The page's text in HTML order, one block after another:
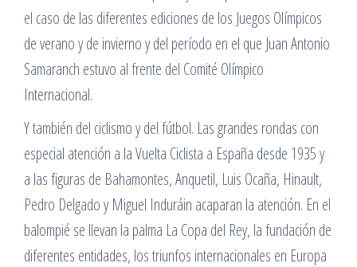
el caso de las diferentes ediciones de los Juegos Olímpicos
de verano y de invierno y del período en el que Juan Antonio
Samaranch estuvo al frente del Comité Olímpico
Internacional.
Y también del ciclismo y del fútbol. Las grandes rondas con
especial atención a la Vuelta Ciclista a España desde 1935 y
a las figuras de Bahamontes, Anquetil, Luis Ocaña, Hinault,
Pedro Delgado y Miguel Induráin acaparan la atención. En el
balompié se llevan la palma La Copa del Rey, la fundación de
diferentes entidades, los triunfos internacionales en Europa